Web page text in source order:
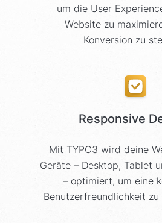
um die User
Website zu
Konversion zu
Responsive
Mit TYPO3 wird deine
Geräte – Desktop, Tablet
– optimiert, um eine
Benutzerfreundlichkeit